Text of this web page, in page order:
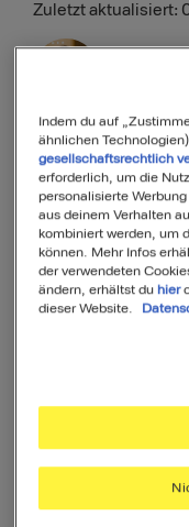
Zuletzt aktualisiert:
Indem du auf
ähnlichen
gesellschaftsrechtlich
erforderlich, um die
personalisierte
aus deinem Verhalten
kombiniert werden, um
können. Mehr Infos
der verwendeten
ändern, erhältst duhier
dieser Website.